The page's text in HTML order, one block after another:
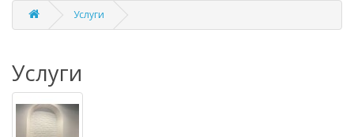
Услуги
Услуги